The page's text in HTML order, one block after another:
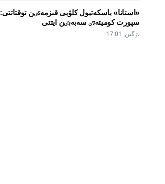
«استانا» باسكەتبول كلۋبى قىزمەتٸن توقتاتتى:
سپورت كوميتەتٸ سەبەبٸن ايتتى
بٷگىن, 17:01